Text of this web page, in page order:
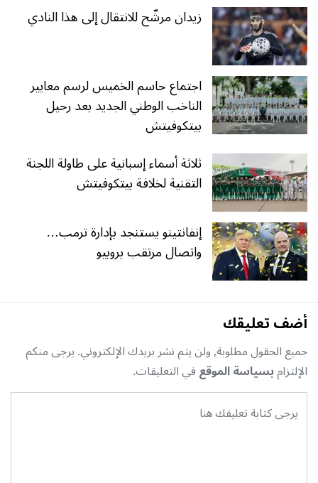
زيدان مرشّح للانتقال إلى هذا النادي
اجتماع حاسم الخميس لرسم معايير
الناخب الوطني الجديد بعد رحيل
بيتكوفيتش
ثلاثة أسماء إسبانية على طاولة اللجنة
التقنية لخلافة بيتكوفيتش
إنفانتينو يستنجد بإدارة ترمب…
واتصال مرتقب بروبيو
أضف تعليقك
جميع الحقول مطلوبة, ولن يتم نشر بريدك الإلكتروني. يرجى منكم
الإلتزامبسياسة الموقعفي التعليقات.